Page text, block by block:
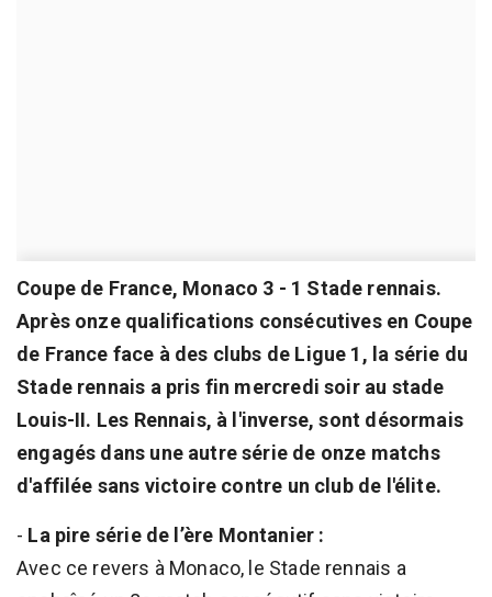
Coupe de France, Monaco 3 - 1 Stade rennais.
Après onze qualifications consécutives en Coupe
de France face à des clubs de Ligue 1, la série du
Stade rennais a pris fin mercredi soir au stade
Louis-II. Les Rennais, à l'inverse, sont désormais
engagés dans une autre série de onze matchs
d'affilée sans victoire contre un club de l'élite.
- La pire série de l’ère Montanier :
Avec ce revers à Monaco, le Stade rennais a